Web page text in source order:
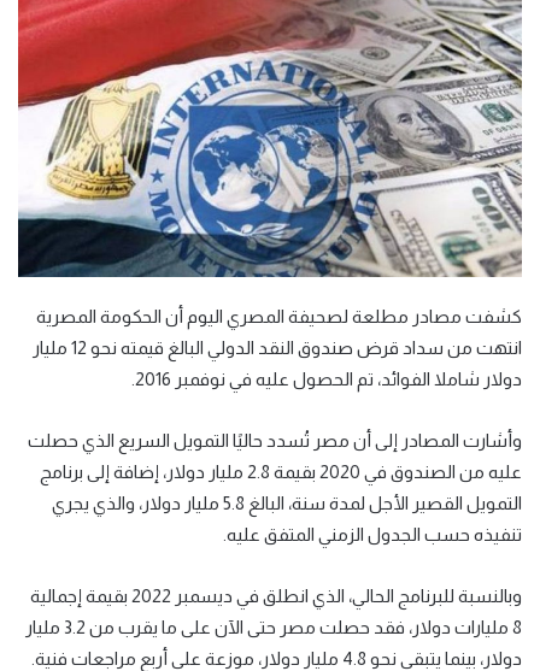
كشفت مصادر مطلعة لصحيفة المصري اليوم أن الحكومة المصرية
انتهت من سداد قرض صندوق النقد الدولي البالغ قيمته نحو 12 مليار
دولار شاملا الفوائد، تم الحصول عليه في نوفمبر 2016.
وأشارت المصادر إلى أن مصر تُسدد حاليًا التمويل السريع الذي حصلت
عليه من الصندوق في 2020 بقيمة 2.8 مليار دولار، إضافة إلى برنامج
التمويل القصير الأجل لمدة سنة، البالغ 5.8 مليار دولار، والذي يجري
تنفيذه حسب الجدول الزمني المتفق عليه.
وبالنسبة للبرنامج الحالي، الذي انطلق في ديسمبر 2022 بقيمة إجمالية
8 مليارات دولار، فقد حصلت مصر حتى الآن على ما يقرب من 3.2 مليار
دولار، بينما يتبقى نحو 4.8 مليار دولار، موزعة على أربع مراجعات فنية.